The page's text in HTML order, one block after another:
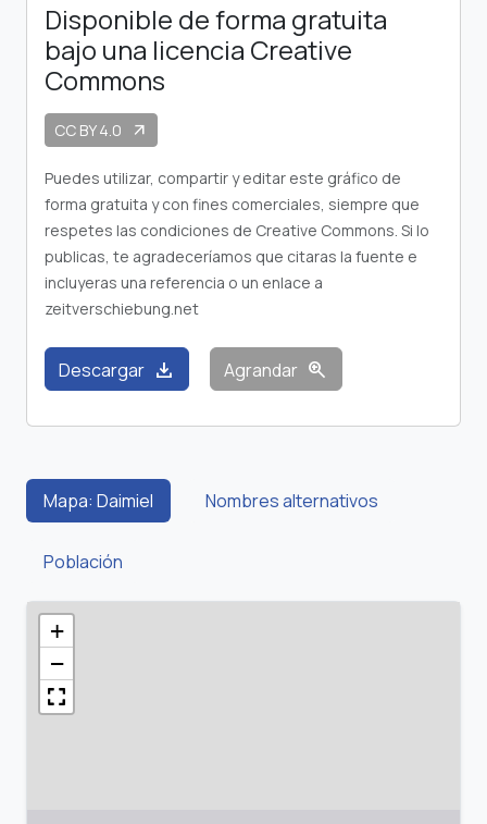
Disponible de forma gratuita
bajo una licencia Creative
Commons
CC BY 4.0 arrow_outward
Puedes utilizar, compartir y editar este gráfico de
forma gratuita y con fines comerciales, siempre que
respetes las condiciones de Creative Commons. Si lo
publicas, te agradeceríamos que citaras la fuente e
incluyeras una referencia o un enlace a
zeitverschiebung.net
Descargar download Agrandar zoom_in
Mapa: Daimiel Nombres alternativos
Población
+
−